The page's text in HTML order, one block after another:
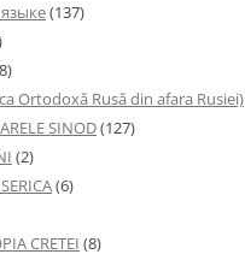
(137)
Ortodoxă Rusă din afara Rusiei)
SINOD(127)
(2)
(6)
CRETEI (8)